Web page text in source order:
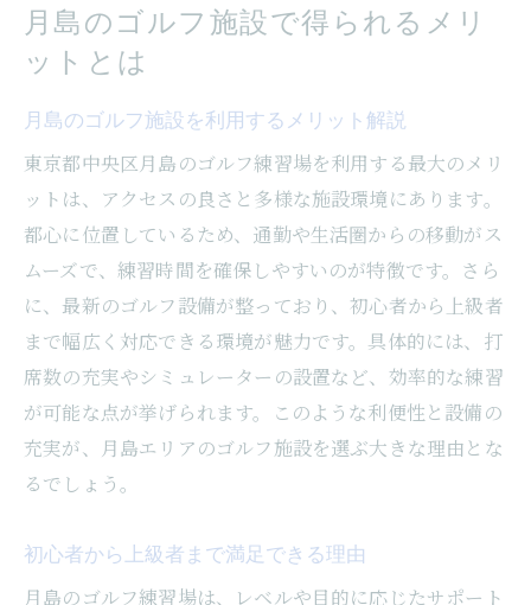
月島のゴルフ施設で得られるメリ
ットとは
月島のゴルフ施設を利用するメリット解説
東京都中央区月島のゴルフ練習場を利用する最大のメリ
ットは、アクセスの良さと多様な施設環境にあります。
都心に位置しているため、通勤や生活圏からの移動がス
ムーズで、練習時間を確保しやすいのが特徴です。さら
に、最新のゴルフ設備が整っており、初心者から上級者
まで幅広く対応できる環境が魅力です。具体的には、打
席数の充実やシミュレーターの設置など、効率的な練習
が可能な点が挙げられます。このような利便性と設備の
充実が、月島エリアのゴルフ施設を選ぶ大きな理由とな
るでしょう。
初心者から上級者まで満足できる理由
月島のゴルフ練習場は、レベルや目的に応じたサポート